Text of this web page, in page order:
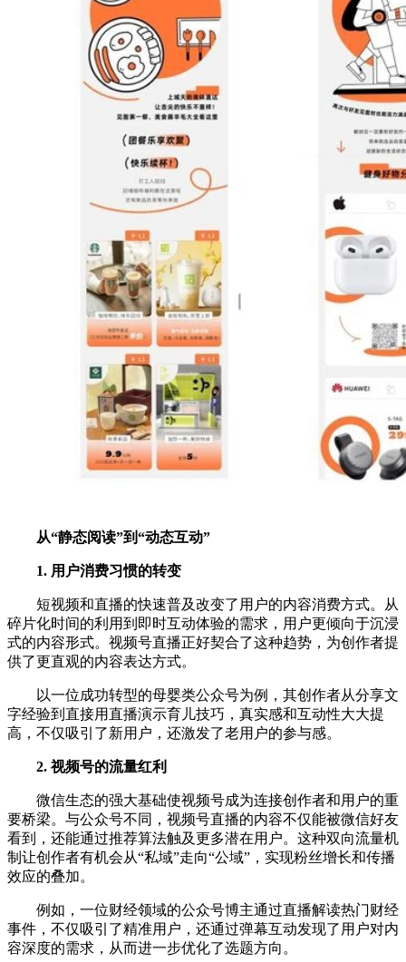
从“静态阅读”到“动态互动”
1. 用户消费习惯的转变
短视频和直播的快速普及改变了用户的内容消费方式。从
碎片化时间的利用到即时互动体验的需求，用户更倾向于沉浸
式的内容形式。视频号直播正好契合了这种趋势，为创作者提
供了更直观的内容表达方式。
以一位成功转型的母婴类公众号为例，其创作者从分享文
字经验到直接用直播演示育儿技巧，真实感和互动性大大提
高，不仅吸引了新用户，还激发了老用户的参与感。
2. 视频号的流量红利
微信生态的强大基础使视频号成为连接创作者和用户的重
要桥梁。与公众号不同，视频号直播的内容不仅能被微信好友
看到，还能通过推荐算法触及更多潜在用户。这种双向流量机
制让创作者有机会从“私域”走向“公域”，实现粉丝增长和传播
效应的叠加。
例如，一位财经领域的公众号博主通过直播解读热门财经
事件，不仅吸引了精准用户，还通过弹幕互动发现了用户对内
容深度的需求，从而进一步优化了选题方向。